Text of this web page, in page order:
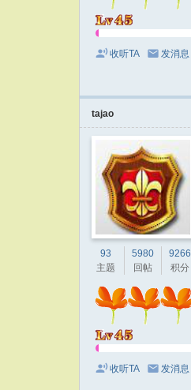
收听TA 发消息
tajao
93
主题
5980
回帖
9266
积分
收听TA 发消息